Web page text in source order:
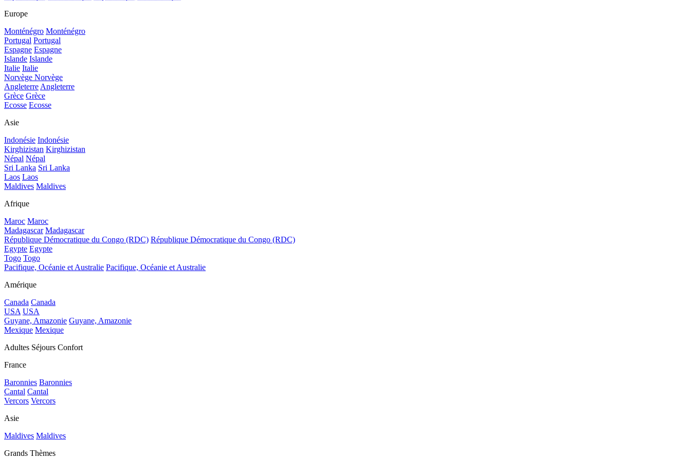
Europe
Monténégro Monténégro
Portugal Portugal
Espagne Espagne
Islande Islande
Italie Italie
Norvège Norvège
AngleterreAngleterre
Grèce Grèce
Ecosse Ecosse
Asie
Indonésie Indonésie
Kirghizistan Kirghizistan
Népal Népal
Sri Lanka Sri Lanka
Laos Laos
Maldives Maldives
Afrique
Maroc Maroc
Madagascar Madagascar
République Démocratique du Congo (RDC) République Démocratique du Congo (RDC)
Egypte Egypte
Togo Togo
Pacifique, Océanie et Australie Pacifique, Océanie et Australie
Amérique
Canada Canada
USA USA
Guyane, Amazonie Guyane, Amazonie
Mexique Mexique
Adultes Séjours Confort
France
Baronnies Baronnies
Cantal Cantal
Vercors Vercors
Asie
Maldives Maldives
Grands Thèmes